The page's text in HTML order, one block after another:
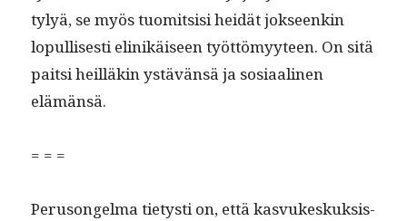
tylyä, se myös tuomit­sisi hei­dät jok­seenkin
lop­ullis­es­ti elinikäiseen työt­tömyy­teen. On sitä
pait­si heil­läkin ystävän­sä ja sosi­aa­li­nen
elämänsä.
= = =
Peru­songel­ma tietysti on, että kasvukeskuk­sis­